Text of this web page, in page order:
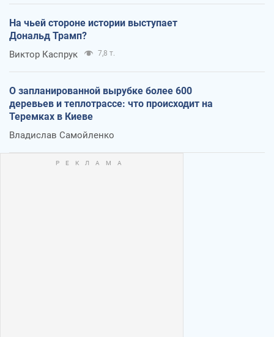
На чьей стороне истории выступает
Дональд Трамп?
Виктор Каспрук 7,8 т.
О запланированной вырубке более 600
деревьев и теплотрассе: что происходит на
Теремках в Киеве
Владислав Самойленко